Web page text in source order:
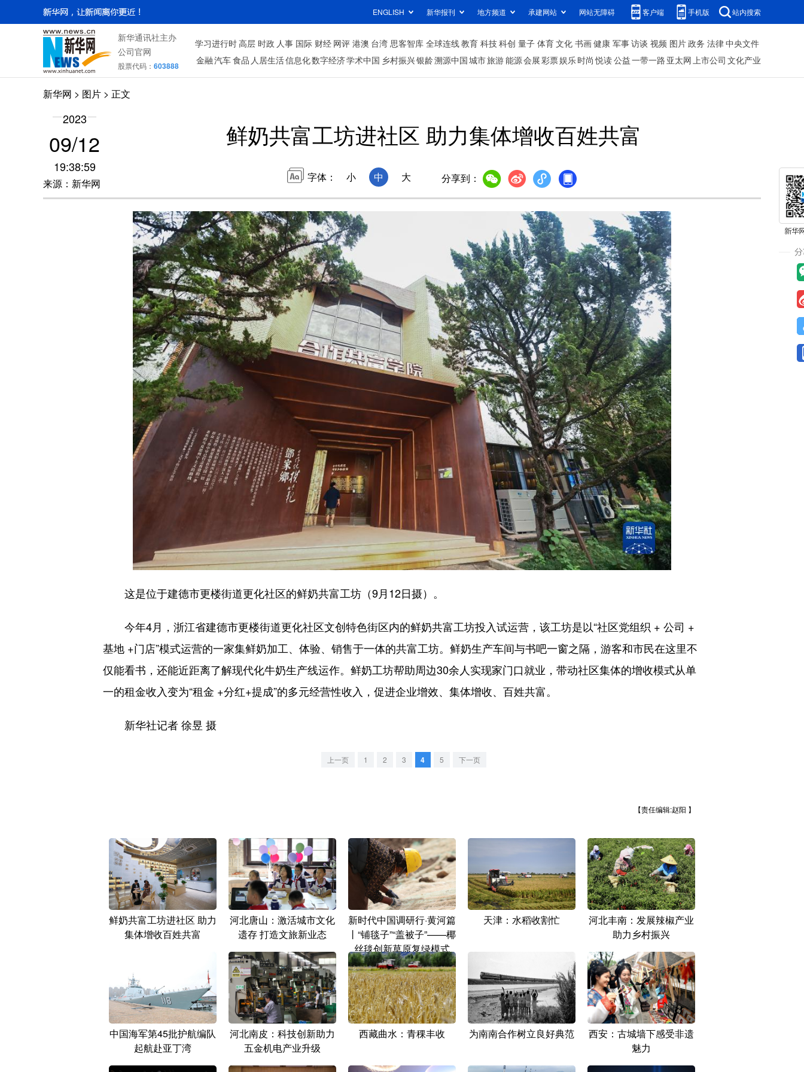
ENGLISH 新华报刊 地方频道 承建网站 网站无障碍 客户端 手机版 站内搜索
新华通讯社主办
公司官网
股票代码： 603888
学习进行时高层 时政 人事 国际 财经 网评 港澳 台湾 思客智库 全球连线教育 科技科创 量子 体育文化 书画健康 军事访谈 视频 图片政务 法律中央文件
金融汽车食品 人居生活信息化数字经济学术中国 乡村振兴银龄溯源中国城市旅游能源会展彩票娱乐时尚 悦读公益一带一路 亚太网上市公司 文化产业
新华网 > 图片 > 正文
2023
09/12
19:38:59
来源：新华网
鲜奶共富工坊进社区 助力集体增收百姓共富
字体： 小 中 大 分享到：
这是位于建德市更楼街道更化社区的鲜奶共富工坊（9月12日摄）。
今年4月，浙江省建德市更楼街道更化社区文创特色街区内的鲜奶共富工坊投入试运营，该工坊是以“社区党组织 + 公司 +
基地 +门店”模式运营的一家集鲜奶加工、体验、销售于一体的共富工坊。鲜奶生产车间与书吧一窗之隔，游客和市民在这里不
仅能看书，还能近距离了解现代化牛奶生产线运作。鲜奶工坊帮助周边30余人实现家门口就业，带动社区集体的增收模式从单
一的租金收入变为“租金 +分红+提成”的多元经营性收入，促进企业增效、集体增收、百姓共富。
新华社记者 徐昱 摄
上一页 1 2 3 4 5 下一页
【责任编辑:赵阳 】
鲜奶共富工坊进社区 助力
集体增收百姓共富
河北唐山：激活城市文化
遗存 打造文旅新业态
新时代中国调研行·黄河篇
丨“铺毯子”“盖被子”——椰
丝毯创新草原复绿模式
天津：水稻收割忙
河北丰南：发展辣椒产业
助力乡村振兴
中国海军第45批护航编队
起航赴亚丁湾
河北南皮：科技创新助力
五金机电产业升级
西藏曲水：青稞丰收 为南南合作树立良好典范
西安：古城墙下感受非遗
魅力